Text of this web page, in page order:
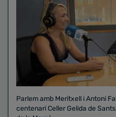
Parlem amb Meritxell i Antoni
centenari Celler Gelida de Sants, que enguany faran el pregó